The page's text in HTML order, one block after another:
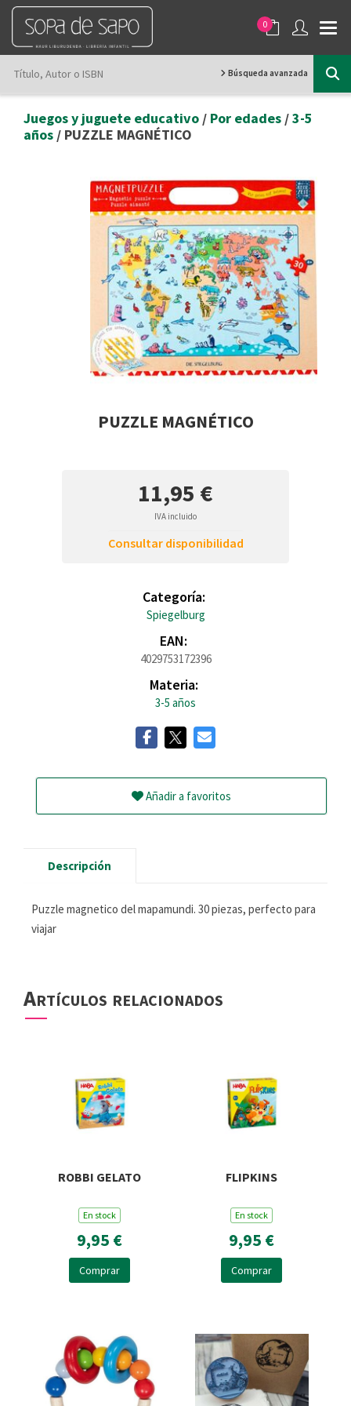
0
Búsqueda avanzada
Juegos y juguete educativo / Por edades /3-5
años / PUZZLE MAGNÉTICO
PUZZLE MAGNÉTICO
11,95 €
IVA incluido
Consultar disponibilidad
Categoría:
Spiegelburg
EAN:
4029753172396
Materia:
3-5 años
Añadir a favoritos
Descripción
Puzzle magnetico del mapamundi. 30 piezas, perfecto para
viajar
Artículos relacionados
ROBBI GELATO
En stock
9,95 €
Comprar
FLIPKINS
En stock
9,95 €
Comprar